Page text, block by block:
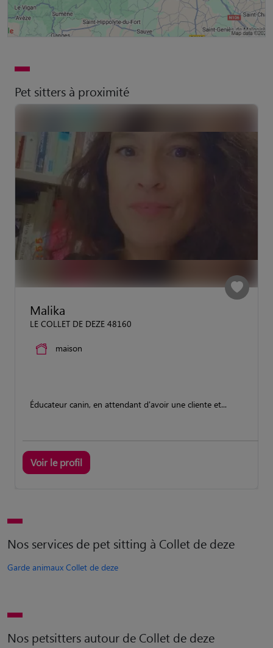
Pet sitters à proximité
Malika
LE COLLET DE DEZE 48160
maison
Éducateur canin, en attendant d'avoir une cliente et...
Voir le profil
Nos services de pet sitting à Collet de deze
Garde animaux Collet de deze
Nos petsitters autour de Collet de deze